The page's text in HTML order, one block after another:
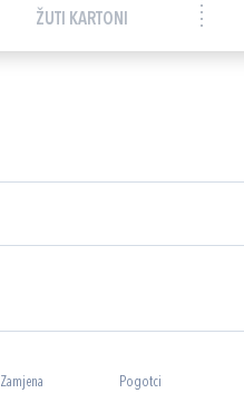
ŽUTI KARTONI
Zamjena Pogotci